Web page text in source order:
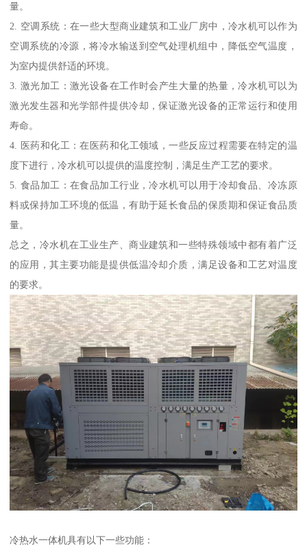
量。
2. 空调系统：在一些大型商业建筑和工业厂房中，冷水机可以作为
空调系统的冷源，将冷水输送到空气处理机组中，降低空气温度，
为室内提供舒适的环境。
3. 激光加工：激光设备在工作时会产生大量的热量，冷水机可以为
激光发生器和光学部件提供冷却，保证激光设备的正常运行和使用
寿命。
4. 医药和化工：在医药和化工领域，一些反应过程需要在特定的温
度下进行，冷水机可以提供的温度控制，满足生产工艺的要求。
5. 食品加工：在食品加工行业，冷水机可以用于冷却食品、冷冻原
料或保持加工环境的低温，有助于延长食品的保质期和保证食品质
量。
总之，冷水机在工业生产、商业建筑和一些特殊领域中都有着广泛
的应用，其主要功能是提供低温冷却介质，满足设备和工艺对温度
的要求。
冷热水一体机具有以下一些功能：